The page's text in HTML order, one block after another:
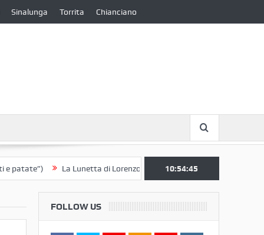
Sinalunga Torrita Chianciano
La Lunetta di Lorenzo Berrettini lascia il Convento di S. Chiara
10:54:45
FOLLOW US